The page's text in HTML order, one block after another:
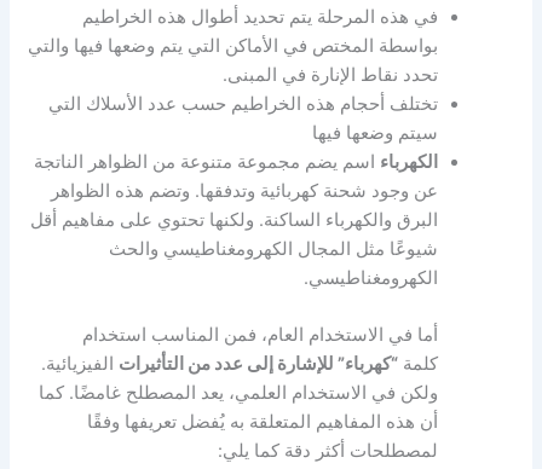
في هذه المرحلة يتم تحديد أطوال هذه الخراطيم
بواسطة المختص في الأماكن التي يتم وضعها فيها والتي
تحدد نقاط الإنارة في المبنى.
تختلف أحجام هذه الخراطيم حسب عدد الأسلاك التي
سيتم وضعها فيها
الكهرباء اسم يضم مجموعة متنوعة من الظواهر الناتجة
عن وجود شحنة كهربائية وتدفقها. وتضم هذه الظواهر
البرق والكهرباء الساكنة. ولكنها تحتوي على مفاهيم أقل
شيوعًا مثل المجال الكهرومغناطيسي والحث
الكهرومغناطيسي.
أما في الاستخدام العام، فمن المناسب استخدام
كلمة“كهرباء” للإشارة إلى عدد من التأثيرات الفيزيائية.
ولكن في الاستخدام العلمي، يعد المصطلح غامضًا. كما
أن هذه المفاهيم المتعلقة به يُفضل تعريفها وفقًا
لمصطلحات أكثر دقة كما يلي: